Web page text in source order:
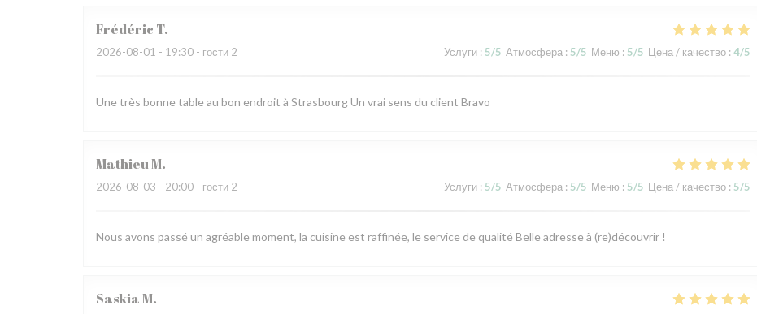
Frédéric T
2026-08-01 - 19:30 - гости 2 Услуги : 5/5 Атмосфера : 5/5 Меню : 5/5 Цена / качество : 4/5
Une très bonne table au bon endroit à Strasbourg Un vrai sens du client Bravo
MathieuM
2026-08-03 - 20:00 - гости 2 Услуги : 5/5 Атмосфера : 5/5 Меню : 5/5 Цена / качество : 5/5
Nous avons passé un agréable moment, la cuisine est raffinée, le service de qualité Belle adresse à (re)découvrir !
SaskiaM